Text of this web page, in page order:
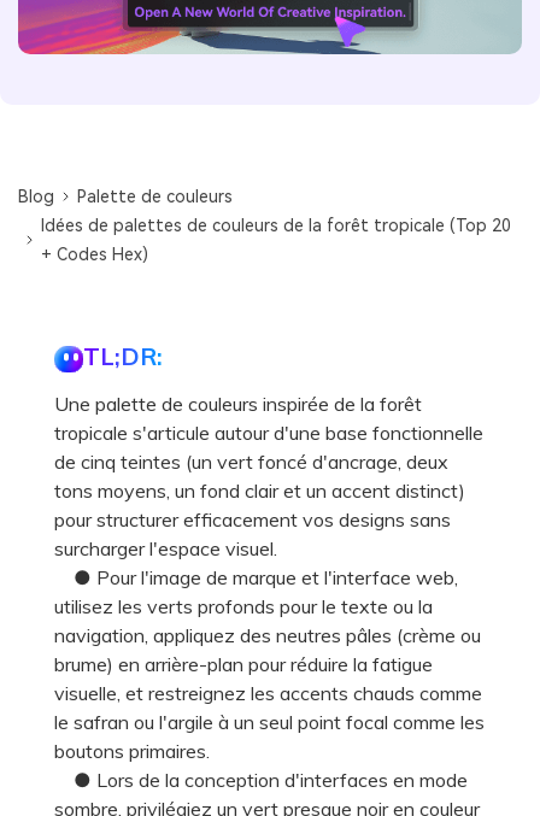
Blog
Palette de couleurs
Idées de palettes de couleurs de la forêt tropicale (Top 20
+ Codes Hex)
TL;DR:
Une palette de couleurs inspirée de la forêt
tropicale s'articule autour d'une base fonctionnelle
de cinq teintes (un vert foncé d'ancrage, deux
tons moyens, un fond clair et un accent distinct)
pour structurer efficacement vos designs sans
surcharger l'espace visuel.
● Pour l'image de marque et l'interface web,
utilisez les verts profonds pour le texte ou la
navigation, appliquez des neutres pâles (crème ou
brume) en arrière-plan pour réduire la fatigue
visuelle, et restreignez les accents chauds comme
le safran ou l'argile à un seul point focal comme les
boutons primaires.
● Lors de la conception d'interfaces en mode
sombre, privilégiez un vert presque noir en couleur